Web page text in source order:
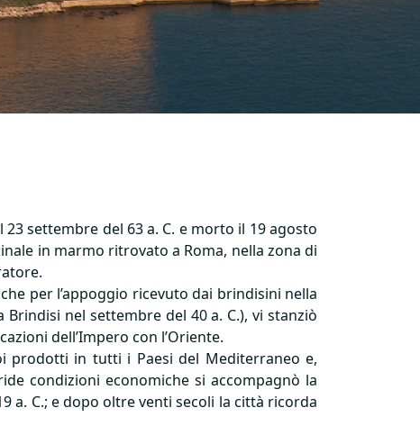
settembre del 63 a. C. e morto il 19 agosto
in marmo ritrovato a Roma, nella zona di
per l’appoggio ricevuto dai brindisini nella
nel settembre del 40 a. C.), vi stanziò
dell’Impero con l’Oriente.
prodotti in tutti i Paesi del Mediterraneo e,
condizioni economiche si accompagnò la
a. C.; e dopo oltre venti secoli la città ricorda